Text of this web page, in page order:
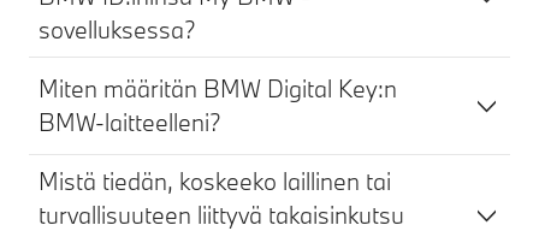
sovelluksessa?
Miten määritän BMW Digital Key:n
BMW-laitteelleni?
Mistä tiedän, koskeeko laillinen tai
turvallisuuteen liittyvä takaisinkutsu